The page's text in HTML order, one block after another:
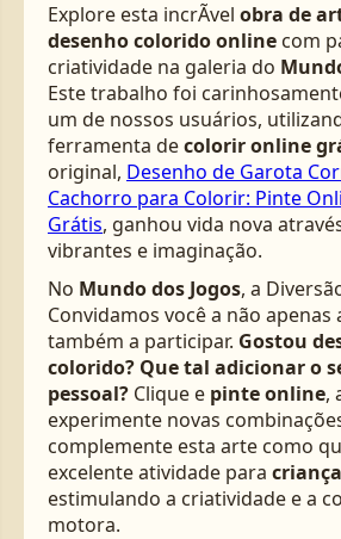
Explore esta incrÃ­vel obra de
desenho colorido online com
criatividade na galeria do
Este trabalho foi
um de nossos usuários,
ferramenta decolorir online
original, Desenho de Garota
Cachorro para Colorir: Pinte
Grátis, ganhou vida nova
vibrantes e imaginação.
No Mundo dos Jogos, a
Convidamos você a não apenas
também a participar. Gostou
colorido? Que tal adicionar o
pessoal? Clique e pinte online,
experimente novas
complemente esta arte como
excelente atividade para
estimulando a criatividade e a
motora.